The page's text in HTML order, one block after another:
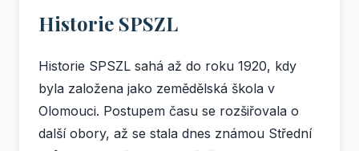
Historie SPSZL
Historie SPSZL sahá až do roku 1920, kdy
byla založena jako zemědělská škola v
Olomouci. Postupem času se rozšiřovala o
další obory, až se stala dnes známou Střední